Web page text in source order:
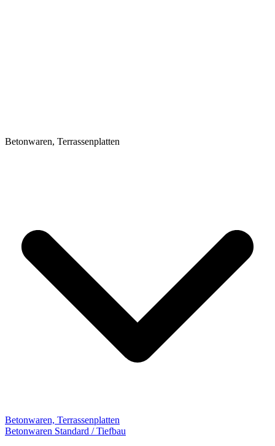
Betonwaren, Terrassenplatten
Betonwaren, Terrassenplatten
Betonwaren Standard / Tiefbau